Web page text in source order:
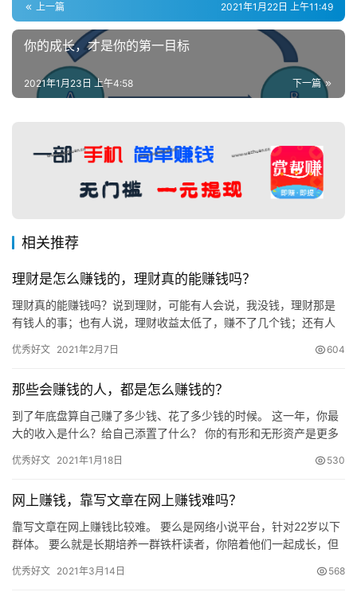
上一篇 2021年1月22日 上午11:49
你的成长，才是你的第一目标
下一篇
2021年1月23日 上午4:58
相关推荐
理财是怎么赚钱的，理财真的能赚钱吗？
理财真的能赚钱吗？说到理财，可能有人会说，我没钱，理财那是
有钱人的事；也有人说，理财收益太低了，赚不了几个钱；还有人
是有…
优秀好文 2021年2月7日 604
那些会赚钱的人，都是怎么赚钱的？
到了年底盘算自己赚了多少钱、花了多少钱的时候。 这一年，你最
大的收入是什么？给自己添置了什么？ 你的有形和无形资产是更多
西…
优秀好文 2021年1月18日 530
网上赚钱，靠写文章在网上赚钱难吗？
靠写文章在网上赚钱比较难。 要么是网络小说平台，针对22岁以下
群体。 要么就是长期培养一群铁杆读者，你陪着他们一起成长，但
优秀好文 2021年3月14日 568